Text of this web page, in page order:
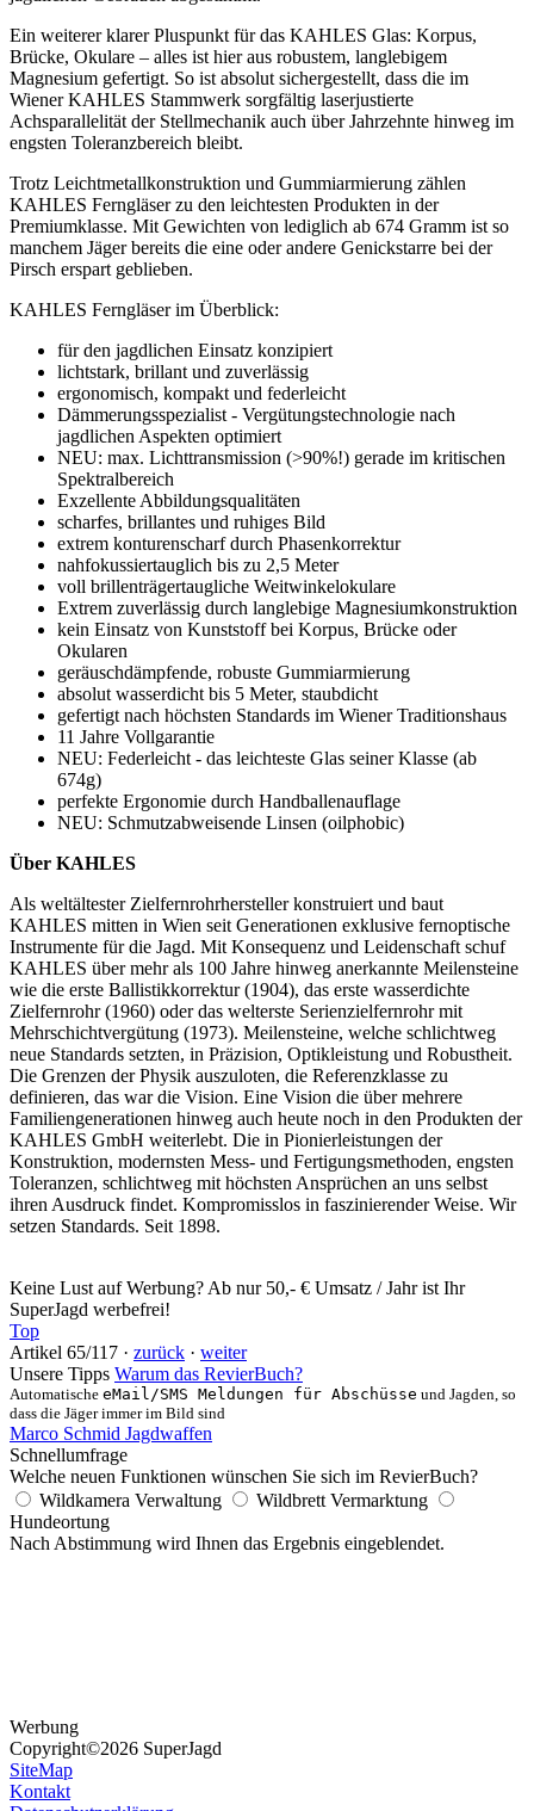
Ein weiterer klarer Pluspunkt für das KAHLES Glas: Korpus,
Brücke, Okulare – alles ist hier aus robustem, langlebigem
Magnesium gefertigt. So ist absolut sichergestellt, dass die im
Wiener KAHLES Stammwerk sorgfältig laserjustierte
Achsparallelität der Stellmechanik auch über Jahrzehnte hinweg im
engsten Toleranzbereich bleibt.
Trotz Leichtmetallkonstruktion und Gummiarmierung zählen
KAHLES Ferngläser zu den leichtesten Produkten in der
Premiumklasse. Mit Gewichten von lediglich ab 674 Gramm ist so
manchem Jäger bereits die eine oder andere Genickstarre bei der
Pirsch erspart geblieben.
KAHLES Ferngläser im Überblick:
für den jagdlichen Einsatz konzipiert
lichtstark, brillant und zuverlässig
ergonomisch, kompakt und federleicht
Dämmerungsspezialist - Vergütungstechnologie nach
jagdlichen Aspekten optimiert
NEU: max. Lichttransmission (>90%!) gerade im kritischen
Spektralbereich
Exzellente Abbildungsqualitäten
scharfes, brillantes und ruhiges Bild
extrem konturenscharf durch Phasenkorrektur
nahfokussiertauglich bis zu 2,5 Meter
voll brillenträgertaugliche Weitwinkelokulare
Extrem zuverlässig durch langlebige Magnesiumkonstruktion
kein Einsatz von Kunststoff bei Korpus, Brücke oder
Okularen
geräuschdämpfende, robuste Gummiarmierung
absolut wasserdicht bis 5 Meter, staubdicht
gefertigt nach höchsten Standards im Wiener Traditionshaus
11 Jahre Vollgarantie
NEU: Federleicht - das leichteste Glas seiner Klasse (ab
674g)
perfekte Ergonomie durch Handballenauflage
NEU: Schmutzabweisende Linsen (oilphobic)
Über KAHLES
Als weltältester Zielfernrohrhersteller konstruiert und baut
KAHLES mitten in Wien seit Generationen exklusive fernoptische
Instrumente für die Jagd. Mit Konsequenz und Leidenschaft schuf
KAHLES über mehr als 100 Jahre hinweg anerkannte Meilensteine
wie die erste Ballistikkorrektur (1904), das erste wasserdichte
Zielfernrohr (1960) oder das welterste Serienzielfernrohr mit
Mehrschichtvergütung (1973). Meilensteine, welche schlichtweg
neue Standards setzten, in Präzision, Optikleistung und Robustheit.
Die Grenzen der Physik auszuloten, die Referenzklasse zu
definieren, das war die Vision. Eine Vision die über mehrere
Familiengenerationen hinweg auch heute noch in den Produkten der
KAHLES GmbH weiterlebt. Die in Pionierleistungen der
Konstruktion, modernsten Mess- und Fertigungsmethoden, engsten
Toleranzen, schlichtweg mit höchsten Ansprüchen an uns selbst
ihren Ausdruck findet. Kompromisslos in faszinierender Weise. Wir
setzen Standards. Seit 1898.
Keine Lust auf Werbung? Ab nur 50,- € Umsatz / Jahr ist Ihr
SuperJagd werbefrei!
Top
Artikel 65/117 · zurück · weiter
Unsere Tipps Warum das RevierBuch?
Automatische eMail/SMS Meldungen für Abschüsse und Jagden, so
dass die Jäger immer im Bild sind
Marco Schmid Jagdwaffen
Schnellumfrage
Welche neuen Funktionen wünschen Sie sich im RevierBuch?
Wildkamera Verwaltung
Wildbrett Vermarktung
Hundeortung
Nach Abstimmung wird Ihnen das Ergebnis eingeblendet.
Werbung
Copyright©2026 SuperJagd
SiteMap
Kontakt